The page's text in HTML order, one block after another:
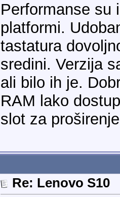
Performanse su
platformi.
tastatura
sredini. Verzija
ali bilo ih je.
RAM lako
slot za
Re: Lenovo S10